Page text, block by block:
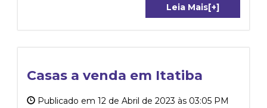
Leia Mais[+]
Casas a venda em Itatiba
Publicado em 12 de Abril de 2023 às 03:05 PM